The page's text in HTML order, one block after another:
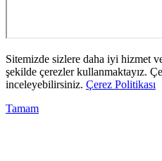
Sitemizde sizlere daha iyi hizmet
şekilde çerezler kullanmaktayız.
inceleyebilirsiniz. Çerez Politikası
Tamam